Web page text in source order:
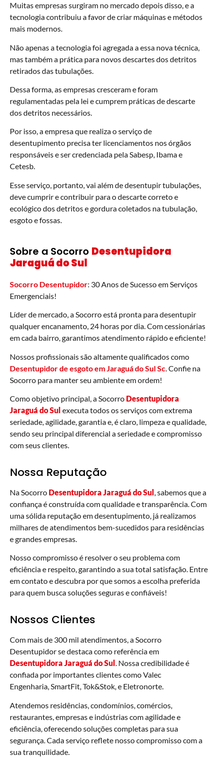
Muitas empresas surgiram no mercado depois disso, e a
tecnologia contribuiu a favor de criar máquinas e métodos
mais modernos.
Não apenas a tecnologia foi agregada a essa nova técnica,
mas também a prática para novos descartes dos detritos
retirados das tubulações.
Dessa forma, as empresas cresceram e foram
regulamentadas pela lei e cumprem práticas de descarte
dos detritos necessários.
Por isso, a empresa que realiza o serviço de
desentupimento precisa ter licenciamentos nos órgãos
responsáveis e ser credenciada pela Sabesp, Ibama e
Cetesb.
Esse serviço, portanto, vai além de desentupir tubulações,
deve cumprir e contribuir para o descarte correto e
ecológico dos detritos e gordura coletados na tubulação,
esgoto e fossas.
Sobre a Socorro Desentupidora
Jaraguá do Sul
Socorro Desentupidor: 30 Anos de Sucesso em Serviços
Emergenciais!
Líder de mercado, a Socorro está pronta para desentupir
qualquer encanamento, 24 horas por dia. Com cessionárias
em cada bairro, garantimos atendimento rápido e eficiente!
Nossos profissionais são altamente qualificados como
Desentupidor de esgoto em Jaraguá do Sul Sc . Confie na
Socorro para manter seu ambiente em ordem!
Como objetivo principal, a Socorro Desentupidora
Jaraguá do Sul executa todos os serviços com extrema
seriedade, agilidade, garantia e, é claro, limpeza e qualidade,
sendo seu principal diferencial a seriedade e compromisso
com seus clientes.
Nossa Reputação
Na Socorro Desentupidora Jaraguá do Sul, sabemos que a
confiança é construída com qualidade e transparência. Com
uma sólida reputação em desentupimento, já realizamos
milhares de atendimentos bem-sucedidos para residências
e grandes empresas.
Nosso compromisso é resolver o seu problema com
eficiência e respeito, garantindo a sua total satisfação. Entre
em contato e descubra por que somos a escolha preferida
para quem busca soluções seguras e confiáveis!
Nossos Clientes
Com mais de 300 mil atendimentos, a Socorro
Desentupidor se destaca como referência em
Desentupidora Jaraguá do Sul . Nossa credibilidade é
confiada por importantes clientes como Valec
Engenharia, SmartFit, Tok&Stok, e Eletronorte.
Atendemos residências, condomínios, comércios,
restaurantes, empresas e indústrias com agilidade e
eficiência, oferecendo soluções completas para sua
segurança. Cada serviço reflete nosso compromisso com a
sua tranquilidade.